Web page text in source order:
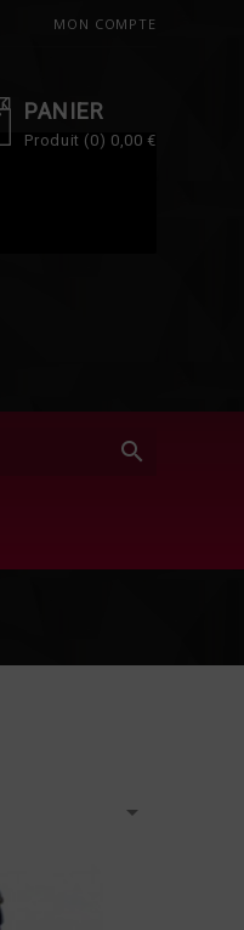
MON COMPTE
PANIER
Produit (0) 0,00 €

